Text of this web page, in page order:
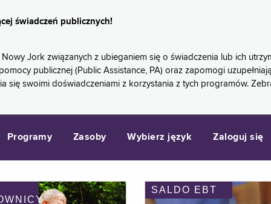
świadczeń publicznych!
Jork związanych z ubieganiem się o świadczenia lub ich
publicznej (Public Assistance, PA) oraz zapomogi
się swoimi doświadczeniami z korzystania z tych programów.
Programy Zasoby Wybierz język Zaloguj się
SALDO EBT